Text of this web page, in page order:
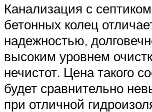
Канализация с
бетонных колец
надежностью,
высоким уровнем
нечистот. Цена такого
будет сравнительно
при отличной